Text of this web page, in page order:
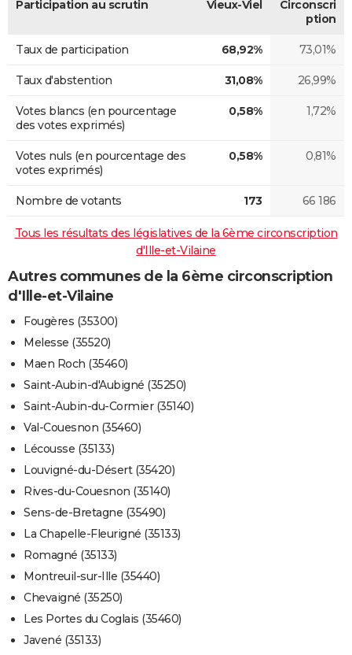
Participation au scrutin Vieux-Viel
Circonscri
ption
Taux de participation 68,92% 73,01%
Taux d'abstention 31,08% 26,99%
Votes blancs (en pourcentage
des votes exprimés)
0,58% 1,72%
Votes nuls (en pourcentage des
votes exprimés)
0,58% 0,81%
Nombre de votants 173 66 186
Tous les résultats des législatives de la 6ème circonscription
d'Ille-et-Vilaine
Autres communes de la 6ème circonscription
d'Ille-et-Vilaine
Fougères (35300)
Melesse (35520)
Maen Roch (35460)
Saint-Aubin-d'Aubigné (35250)
Saint-Aubin-du-Cormier (35140)
Val-Couesnon (35460)
Lécousse (35133)
Louvigné-du-Désert (35420)
Rives-du-Couesnon (35140)
Sens-de-Bretagne (35490)
La Chapelle-Fleurigné (35133)
Romagné (35133)
Montreuil-sur-Ille (35440)
Chevaigné (35250)
Les Portes du Coglais (35460)
Javené (35133)